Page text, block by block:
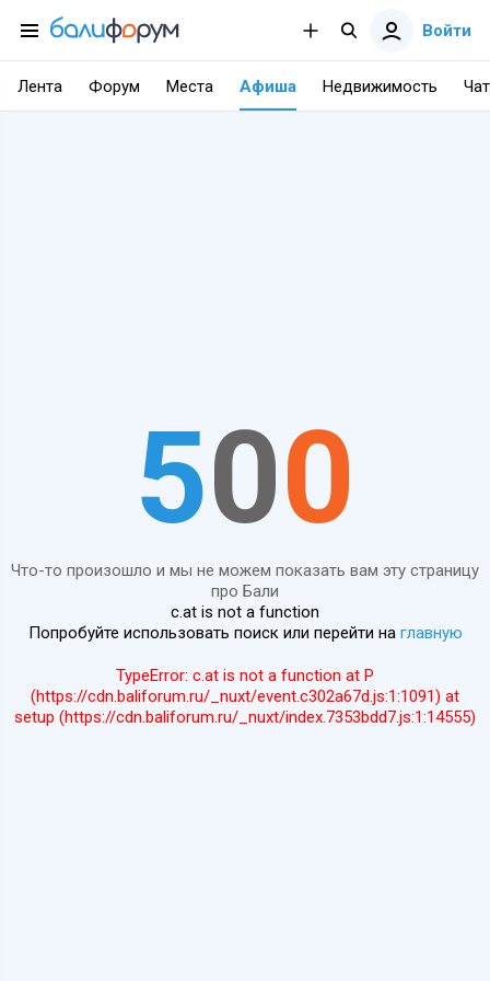
Войти
Лента Форум Места Афиша Недвижимость Чат
500
Что-то произошло и мы не можем показать вам эту страницу
про Бали
c.at is not a function
Попробуйте использовать поиск или перейти на главную
TypeError: c.at is not a function at P
(https://cdn.baliforum.ru/_nuxt/event.c302a67d.js:1:1091) at
setup (https://cdn.baliforum.ru/_nuxt/index.7353bdd7.js:1:14555)